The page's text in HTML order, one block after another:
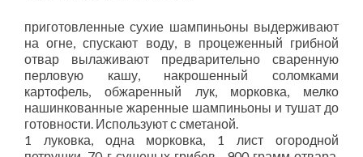
приготовленные сухие шампиньоны выдерживают
на огне, спускают воду, в процеженный грибной
отвар вылаживают предварительно сваренную
перловую кашу, накрошенный соломками
картофель, обжаренный лук, морковка, мелко
нашинкованные жаренные шампиньоны и тушат до
готовности. Используют с сметаной.
1 луковка, одна морковка, 1 лист огородной